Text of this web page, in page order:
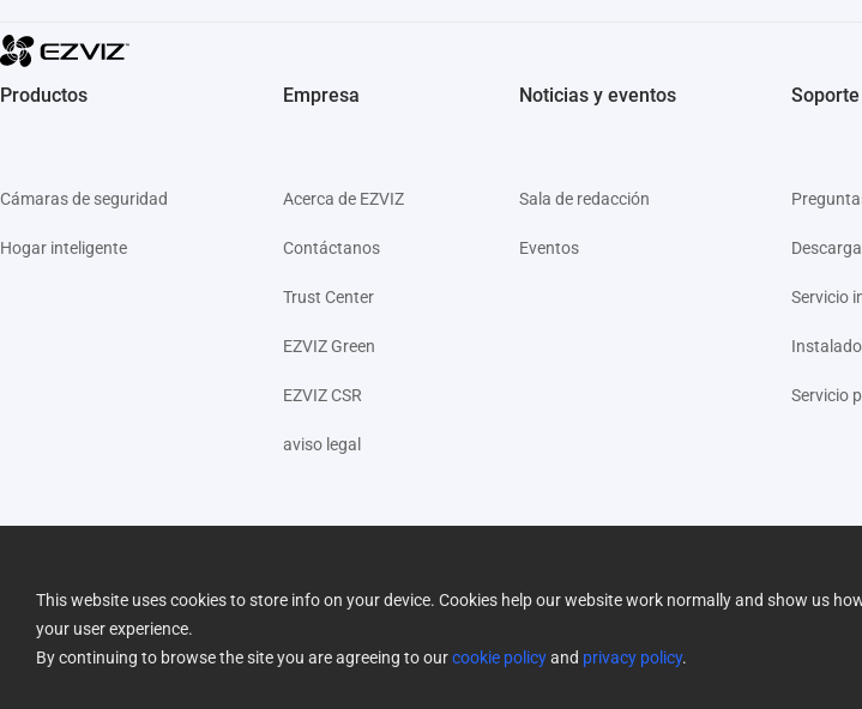
Productos
Cámaras de seguridad
Hogar inteligente
Empresa
Acerca de EZVIZ
Contáctanos
Trust Center
EZVIZ Green
EZVIZ CSR
aviso legal
Noticias y eventos
Sala de redacción
Eventos
Soporte
Servicio
Servicio
Política de privacidad | Política de cookies Cookies Preferences Condiciones de venta Garantía limitada
Política de devoluciones
This website uses cookies to store info on your device. Cookies help our website work normally and show us
your user experience.
By continuing to browse the site you are agreeing to ourcookie policyand privacy policy.